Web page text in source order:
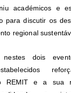
académicos e
para discutir os
regional
nestes dois
REMIT e a sua